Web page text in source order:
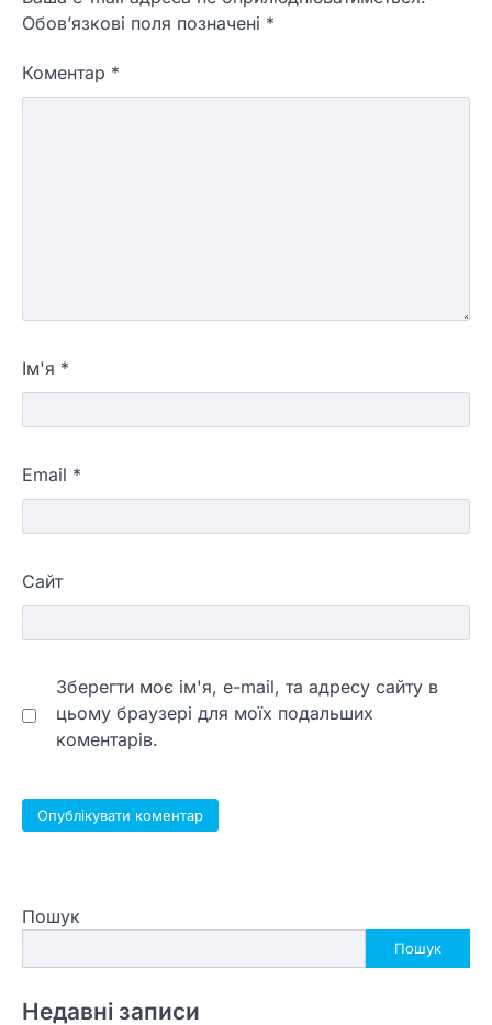
Обов’язкові поля позначені *
Коментар *
Ім'я *
Email *
Сайт
Зберегти моє ім'я, e-mail, та адресу сайту в
цьому браузері для моїх подальших
коментарів.
Пошук
Пошук
Недавні записи